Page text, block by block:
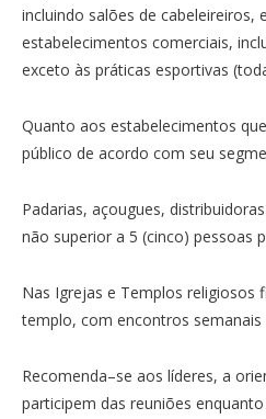
incluindo salões de cabeleireiros,
estabelecimentos comerciais,
exceto às práticas esportivas
Quanto aos estabelecimentos
público de acordo com seu
Padarias, açougues,
não superior a 5 (cinco) pessoas
Nas Igrejas e Templos religiosos
templo, com encontros semanais
Recomenda–se aos líderes, a
participem das reuniões